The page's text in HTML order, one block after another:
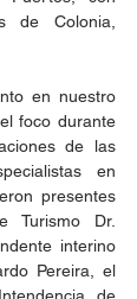
de Colonia,
en nuestro
foco durante
de las
en
presentes
Turismo Dr.
interino
Pereira, el